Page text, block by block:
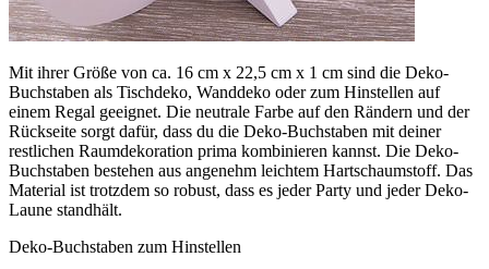
Mit ihrer Größe von ca. 16 cm x 22,5 cm x 1 cm sind die Deko-
Buchstaben als Tischdeko, Wanddeko oder zum Hinstellen auf
einem Regal geeignet. Die neutrale Farbe auf den Rändern und der
Rückseite sorgt dafür, dass du die Deko-Buchstaben mit deiner
restlichen Raumdekoration prima kombinieren kannst. Die Deko-
Buchstaben bestehen aus angenehm leichtem Hartschaumstoff. Das
Material ist trotzdem so robust, dass es jeder Party und jeder Deko-
Laune standhält.
Deko-Buchstaben zum Hinstellen